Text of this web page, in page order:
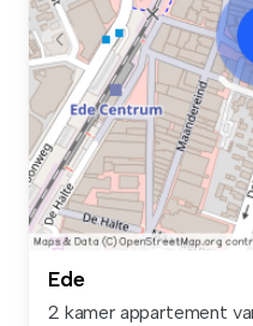
Ede
2 kamer appartement